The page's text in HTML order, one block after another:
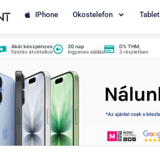
IPhone Okostelefon Tablet
Akár készpénzes
fizetés átvételkor
20 nap
ingyenes elállás
0% THM
3 részletben